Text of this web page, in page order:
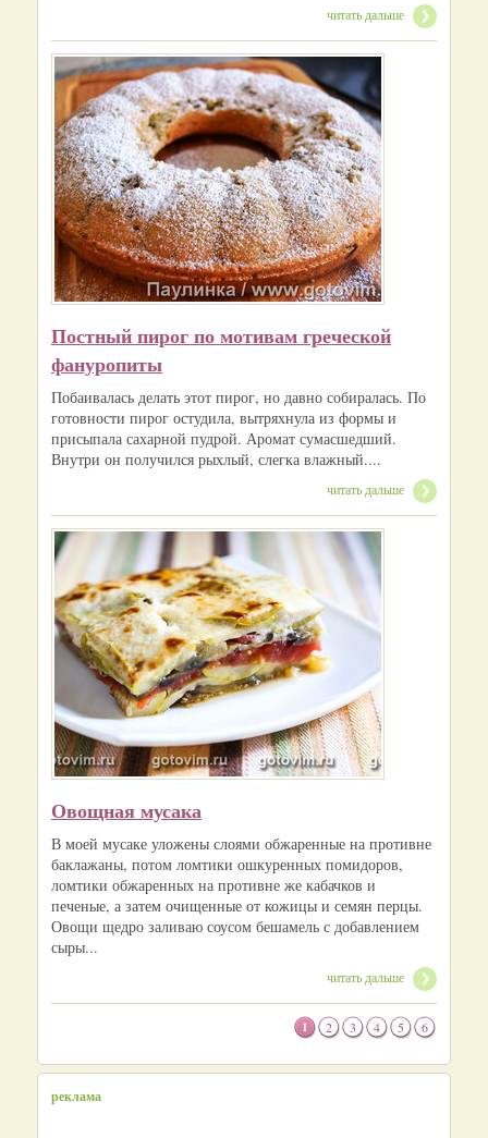
читать дальше
Постный пирог по мотивам греческой
фануропиты
Побаивалась делать этот пирог, но давно собиралась. По
готовности пирог остудила, вытряхнула из формы и
присыпала сахарной пудрой. Аромат сумасшедший.
Внутри он получился рыхлый, слегка влажный....
читать дальше
Овощная мусака
В моей мусаке уложены слоями обжаренные на противне
баклажаны, потом ломтики ошкуренных помидоров,
ломтики обжаренных на противне же кабачков и
печеные, а затем очищенные от кожицы и семян перцы.
Овощи щедро заливаю соусом бешамель с добавлением
сыры...
читать дальше
1 2 3 4 5 6
реклама